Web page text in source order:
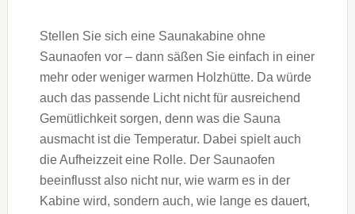
Stellen Sie sich eine Saunakabine ohne
Saunaofen vor – dann säßen Sie einfach in einer
mehr oder weniger warmen Holzhütte. Da würde
auch das passende Licht nicht für ausreichend
Gemütlichkeit sorgen, denn was die Sauna
ausmacht ist die Temperatur. Dabei spielt auch
die Aufheizzeit eine Rolle. Der Saunaofen
beeinflusst also nicht nur, wie warm es in der
Kabine wird, sondern auch, wie lange es dauert,